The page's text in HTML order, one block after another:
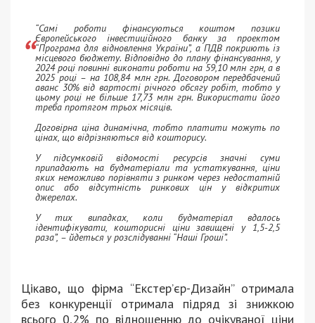
“Самі роботи фінансуються коштом позики
Європейського інвестиційного банку за проектом
“Програма для відновлення України”, а ПДВ покриють із
місцевого бюджету. Відповідно до плану фінансування, у
2024 році повинні виконати роботи на 59,10 млн грн, а в
2025 році – на 108,84 млн грн. Договором передбачений
аванс 30% від вартості річного обсягу робіт, тобто у
цьому році не більше 17,73 млн грн. Використати його
треба протягом трьох місяців.
Договірна ціна динамічна, тобто платити можуть по
цінах, що відрізняються від кошторису.
У підсумковій відомості ресурсів значні суми
припадають на будматеріали та устаткування, ціни
яких неможливо порівняти з ринком через недостатній
опис або відсутність ринкових цін у відкритих
джерелах.
У тих випадках, коли будматеріал вдалось
ідентифікувати, кошторисні ціни завищені у 1,5-2,5
раза”, – йдеться у розслідуванні “Наші Гроші”.
Цікаво, що фірма “Екстер’єр-Дизайн” отримала
без конкуренції отримала підряд зі знижкою
всього 0,2% по відношенню до очікуваної ціни